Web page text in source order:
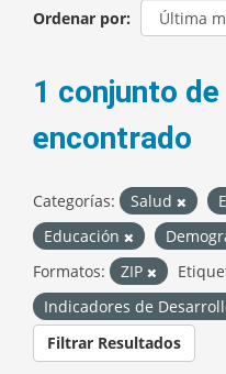
Ordenar por
1 conjunto
encontrado
Categorías: Salud
Educación
Formatos:
ZIP
Indicadores de
Filtrar Resultados